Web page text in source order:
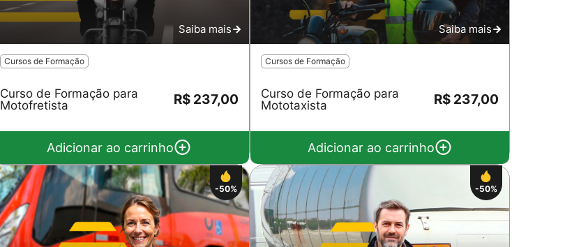
Saiba mais
Cursos de Formação
Curso de Formação para
Motofretista
R$ 237,00
Adicionar ao carrinho
Saiba mais
Cursos de Formação
Curso de Formação para
Mototaxista
R$ 237,00
Adicionar ao carrinho
-50% -50%